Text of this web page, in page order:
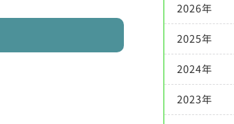
2026年
2025年
2024年
2023年